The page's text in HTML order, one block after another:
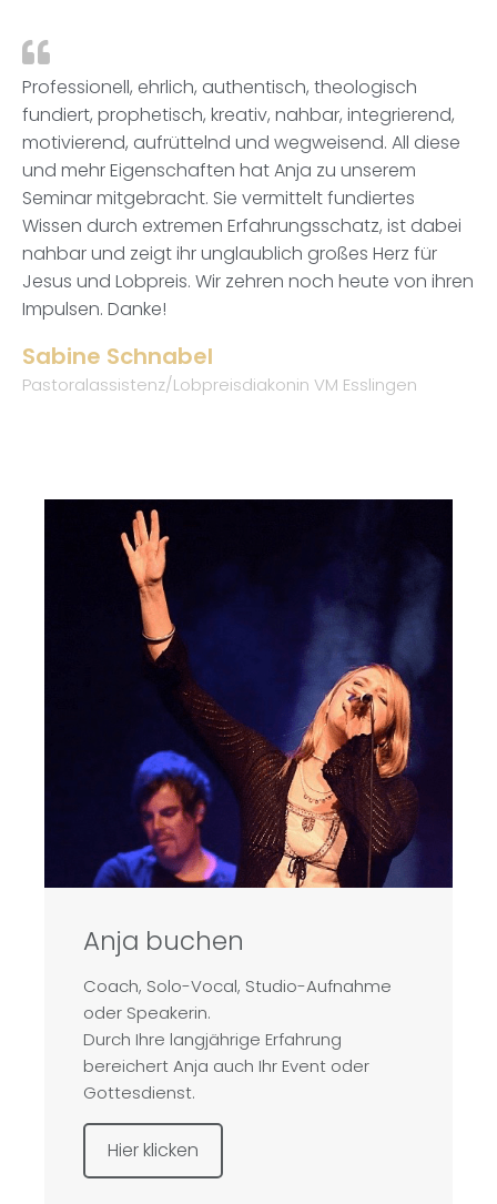
Professionell, ehrlich, authentisch, theologisch
fundiert, prophetisch, kreativ, nahbar, integrierend,
motivierend, aufrüttelnd und wegweisend. All diese
und mehr Eigenschaften hat Anja zu unserem
Seminar mitgebracht. Sie vermittelt fundiertes
Wissen durch extremen Erfahrungsschatz, ist dabei
nahbar und zeigt ihr unglaublich großes Herz für
Jesus und Lobpreis. Wir zehren noch heute von ihren
Impulsen. Danke!
Sabine Schnabel
Pastoralassistenz/Lobpreisdiakonin VM Esslingen
Anja buchen
Coach, Solo-Vocal, Studio-Aufnahme
oder Speakerin.
Durch Ihre langjährige Erfahrung
bereichert Anja auch Ihr Event oder
Gottesdienst.
Hier klicken